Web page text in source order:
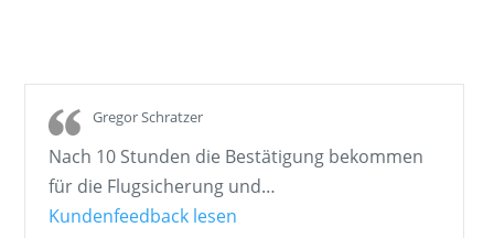
Gregor Schratzer
Nach 10 Stunden die Bestätigung bekommen
für die Flugsicherung und…
Kundenfeedback lesen